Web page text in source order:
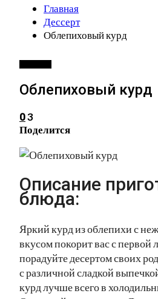
Главная
Дессерт
Облепиховый курд
Облепиховый курд
03
Поделится
Описание
блюда:
Яркий курд из облепихи с
вкусом покорит вас с первой
порадуйте десертом своих
с различной сладкой
курд лучше всего в